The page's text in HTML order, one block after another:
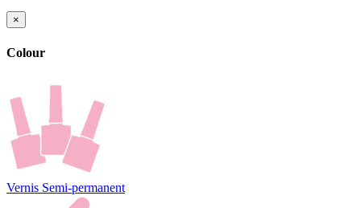
×
Colour
Vernis Semi-permanent